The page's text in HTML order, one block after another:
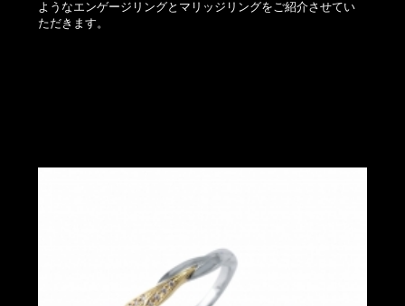
ようなエンゲージリングとマリッジリングをご紹介させてい
ただきます。